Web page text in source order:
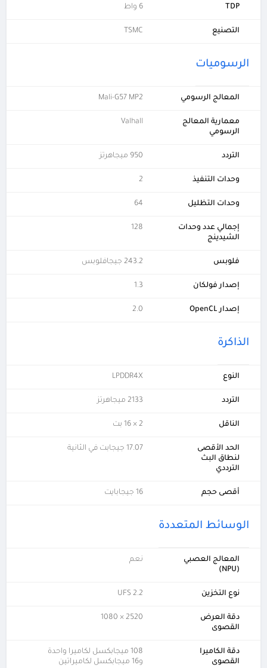
TDP 6 واط
التصنيع TSMC
الرسوميات
المعالج الرسومي Mali-G57 MP2
معمارية المعالج
الرسومي
Valhall
التردد 950 ميجاهرتز
وحدات التنفيذ 2
وحدات التظليل 64
إجمالي عدد وحدات
الشيدينج
128
فلوبس 243.2 جيجافلوبس
إصدار فولكان 1.3
إصدار OpenCL 2.0
الذاكرة
النوع LPDDR4X
التردد 2133 ميجاهرتز
الناقل 2 × 16 بت
الحد الأقصى
لنطاق البث
الترددي
17.07 جيجابت في الثانية
أقصى حجم 16 جيجابايت
الوسائط المتعددة
المعالج العصبي
(NPU)
نعم
نوع التخزين UFS 2.2
دقة العرض
القصوى
2520 × 1080
دقة الكاميرا
القصوى
108 ميجابكسل لكاميرا واحدة
و16 ميجابكسل لكاميراتين